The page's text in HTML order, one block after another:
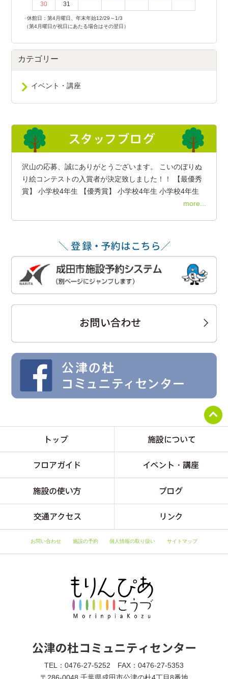
30
31
●休館日：第4月曜日、年末年始12/29～1/3
（第4月曜日が祝日にあたる場合はその翌日）
カテゴリー
イベント・講座
沢山の応募、誠にありがとうございます。 こいのぼりぬ
り絵コンテストの入賞者が決定致しました！！ 【最優秀
賞】 小学校4年生 【優秀賞】 小学校4年生 小学校4年生
more...
お問い合わせ 施設の予約 個人情報の取り扱い サイトマップ
TEL：0476-27-5252 FAX：0476-27-5353
〒286-0048 千葉県成田市公津の杜4丁目8番地